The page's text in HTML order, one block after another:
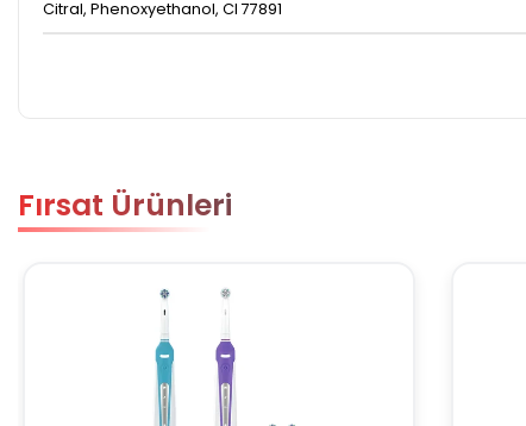
Citral, Phenoxyethanol, CI 77891
Fırsat Ürünleri